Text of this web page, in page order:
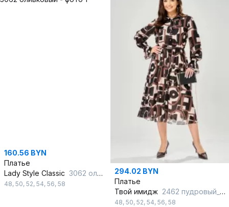
160.56 BYN
Платье
Lady Style Classic 3062 оливковый
48, 50, 52, 54, 56, 58
294.02 BYN
Платье
Твой имидж 2462 пудровый_с_принтом
48, 50, 52, 54, 56, 58